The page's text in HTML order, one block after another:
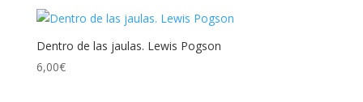
Dentro de las jaulas. Lewis Pogson
6,00€